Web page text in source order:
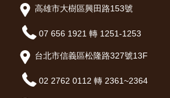
高雄市大樹區興田路153號
07 656 1921 轉 1251-1253
台北市信義區松隆路327號13F
02 2762 0112 轉 2361~2364